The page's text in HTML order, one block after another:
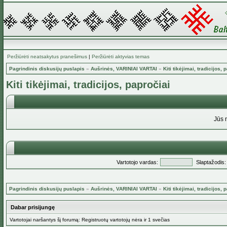
Peržiūrėti neatsakytus pranešimus | Peržiūrėti aktyvias temas
Pagrindinis diskusijų puslapis » Aušrinės, VARINIAI VARTAI » Kiti tikėjimai, tradicijos,
Kiti tikėjimai, tradicijos, papročiai
Jūs
Vartotojo vardas: Slaptažodis:
Pagrindinis diskusijų puslapis » Aušrinės, VARINIAI VARTAI » Kiti tikėjimai, tradicijos,
Dabar prisijungę
Vartotojai naršantys šį forumą: Registruotų vartotojų nėra ir 1 svečias